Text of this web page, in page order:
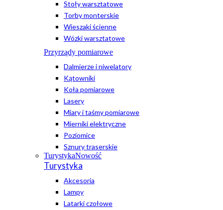
Stoły warsztatowe
Torby monterskie
Wieszaki ścienne
Wózki warsztatowe
Przyrządy pomiarowe
Dalmierze i niwelatory
Kątowniki
Koła pomiarowe
Lasery
Miary i taśmy pomiarowe
Mierniki elektryczne
Poziomice
Sznury traserskie
TurystykaNowość
Turystyka
Akcesoria
Lampy
Latarki czołowe